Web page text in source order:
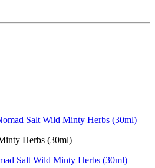
Herbs (30ml)
Salt Wild Minty Herbs (30ml)